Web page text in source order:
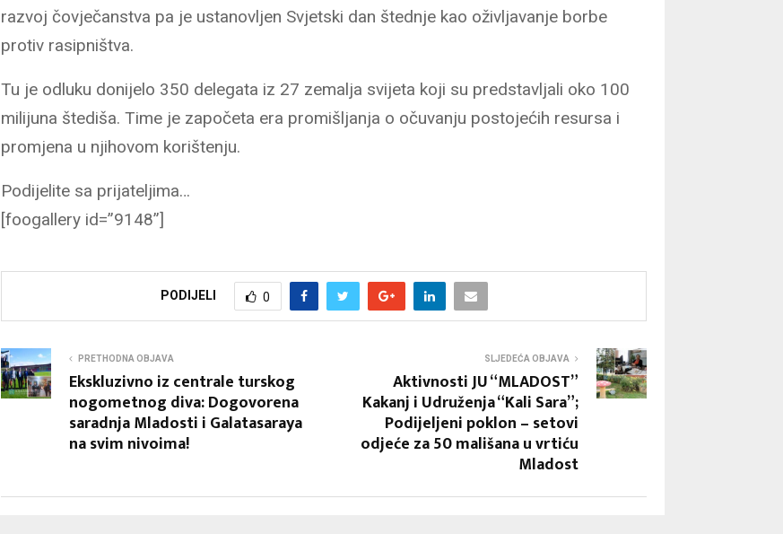
razvoj čovječanstva pa je ustanovljen Svjetski dan štednje kao oživljavanje borbe
protiv rasipništva.
Tu je odluku donijelo 350 delegata iz 27 zemalja svijeta koji su predstavljali oko 100
milijuna štediša. Time je započeta era promišljanja o očuvanju postojećih resursa i
promjena u njihovom korištenju.
Podijelite sa prijateljima…
[foogallery id=”9148”]
PODIJELI 0
PRETHODNA OBJAVA
Ekskluzivno iz centrale turskog
nogometnog diva: Dogovorena
saradnja Mladosti i Galatasaraya
na svim nivoima!
SLJEDEĆA OBJAVA
Aktivnosti JU “MLADOST”
Kakanj i Udruženja “Kali Sara”;
Podijeljeni poklon – setovi
odjeće za 50 mališana u vrtiću
Mladost